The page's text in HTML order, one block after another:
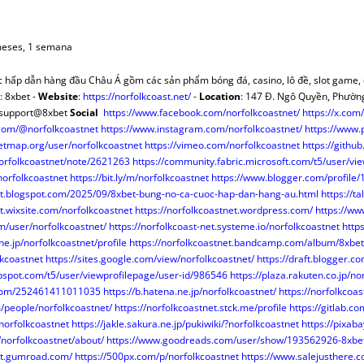
INFORMES MENSUALES F.N.
VARIOS F.N.
DONACIONES
(NRUA)
QUÉ…?
SENA
EN BOE
SENTENCIAS FISCAL
VARIOS FISCAL
REVISTA DERECHO CIVIL
VARIOS DOCTRINA
CONSUMO Y DERECHO
ARTÍCULOS CYD
NORMAS CYD
TEMAS PRÁCTICOS
COLABORADORES
VARIOS CYD
PINCELADAS
ARTÍCULOS INTER.
PAÍSES
DICTÁMENES INTERNAC.
VARIOS INTER.
DERECHO EUROPEO
ARTÍCULOS D.E.
NORMATIVA D.E.
AULA SOCIAL
ARTÍCULOS
DISPOSICIONES
OPINIÓN
INFORMES MENSUALES F.N.
PÁGINAS ESPECIALES
VARIOS F.N.
TERRITORIO
INFORMES PERIODICOS
ARTÍCULOS TERRITORIO
HERRAMIENTAS
NORMAS TERRITORIO
VARIOS TERRITORIO
RINCÓN LITERARIO
ENTREVISTAS
CONCURSOS
CORREO
COMPARATIVAS ARTÍCULOS
TERRITORIO
MODELOS MERCANTIL
REDACCIÓN JURÍDICA
¡SABÍAS QUÉ?
CALCULA
CUOTA
1 semana
hấp dẫn hàng đầu Châu Á gồm các sản phẩm bóng đá, casino, lô đề, slot
: 8xbet -Website: https://norfolkcoast.net/- Location: 147 Đ. Ngô Quyền,
Social https://www.facebook.com/norfolkcoastnet/ https://
@norfolkcoastnet https://www.instagram.com/norfolkcoastnet/ https://
user/norfolkcoastnet https://vimeo.com/norfolkcoastnet https://
note/2621263 https://community.fabric.microsoft.com/t5/user/
https://bit.ly/m/norfolkcoastnet https://www.blogger.com/profile/
2025/09/8xbet-bung-no-ca-cuoc-hap-dan-hang-au.html https://
norfolkcoastnet https://norfolkcoastnet.wordpress.com/ https://
user/norfolkcoastnet/ https://norfolkcoast-net.systeme.io/norfolkcoastnet
norfolkcoastnet/profile https://norfolkcoastnet.bandcamp.com/album/8xbet
https://sites.google.com/view/norfolkcoastnet/ https://
t5/user/viewprofilepage/user-id/986546 https://plaza.rakuten.co.jp/
252461411011035 https://b.hatena.ne.jp/norfolkcoastnet/ https://
people/norfolkcoastnet/ https://norfolkcoastnet.stck.me/profile https://
https://jakle.sakura.ne.jp/pukiwiki/?norfolkcoastnet https://
about/ https://www.goodreads.com/user/show/193562926-
https://500px.com/p/norfolkcoastnet https://